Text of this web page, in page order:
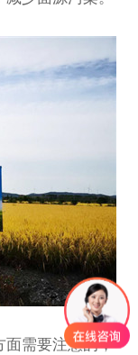
面需要注意的，